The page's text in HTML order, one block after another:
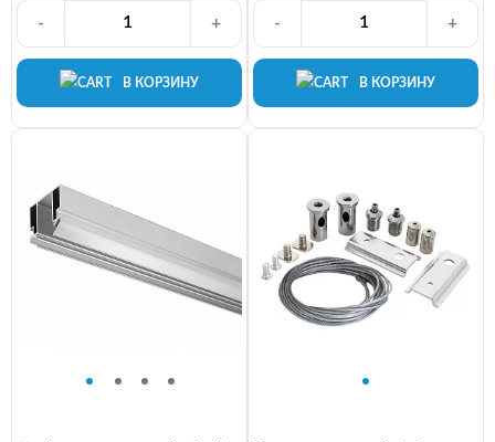
В КОРЗИНУ
- +
В КОРЗИНУ
- +